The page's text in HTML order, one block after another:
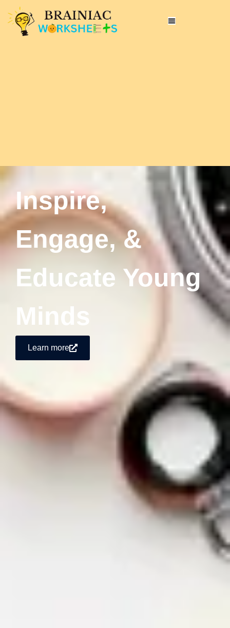
Inspire,
Engage, &
Educate Young
Minds
Learn more